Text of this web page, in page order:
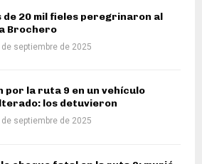
de 20 mil fieles peregrinaron al
Brochero
de septiembre de 2025
por la ruta 9 en un vehículo
los detuvieron
de septiembre de 2025